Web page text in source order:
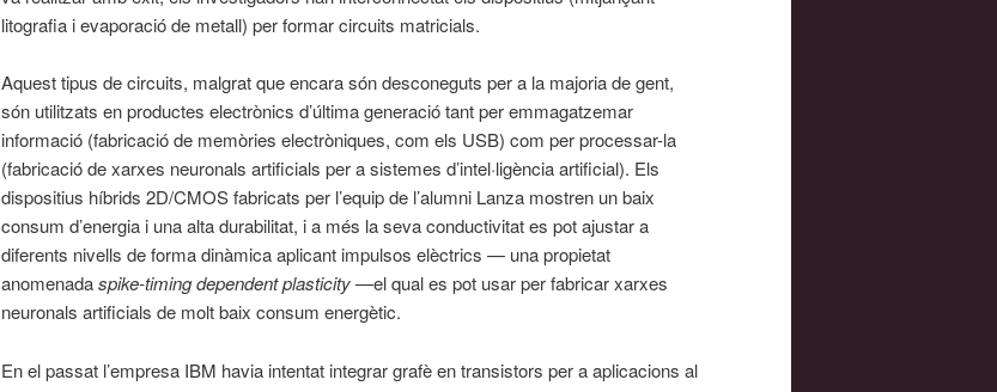
litografia i evaporació de metall) per formar circuits matricials.
Aquest tipus de circuits, malgrat que encara són desconeguts per a la majoria de gent,
són utilitzats en productes electrònics d’última generació tant per emmagatzemar
informació (fabricació de memòries electròniques, com els USB) com per processar-la
(fabricació de xarxes neuronals artificials per a sistemes d’intel·ligència artificial). Els
dispositius híbrids 2D/CMOS fabricats per l’equip de l’alumni Lanza mostren un baix
consum d’energia i una alta durabilitat, i a més la seva conductivitat es pot ajustar a
diferents nivells de forma dinàmica aplicant impulsos elèctrics — una propietat
anomenadaspike-timing dependent plasticity—el qual es pot usar per fabricar xarxes
neuronals artificials de molt baix consum energètic.
En el passat l’empresa IBM havia intentat integrar grafè en transistors per a aplicacions al